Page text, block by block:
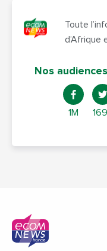
Toute
d’Afrique
Nos
1M